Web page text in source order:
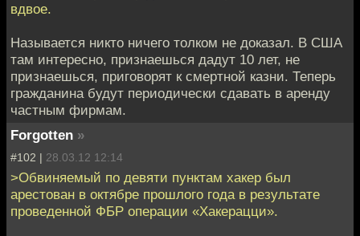
вдвое.
Называется никто ничего толком не доказал. В США
там интересно, признаешься дадут 10 лет, не
признаешься, приговорят к смертной казни. Теперь
гражданина будут периодически сдавать в аренду
частным фирмам.
Forgotten »
#102 | 28.03.12 12:14
>Обвиняемый по девяти пунктам хакер был
арестован в октябре прошлого года в результате
проведенной ФБР операции «Хакерацци».